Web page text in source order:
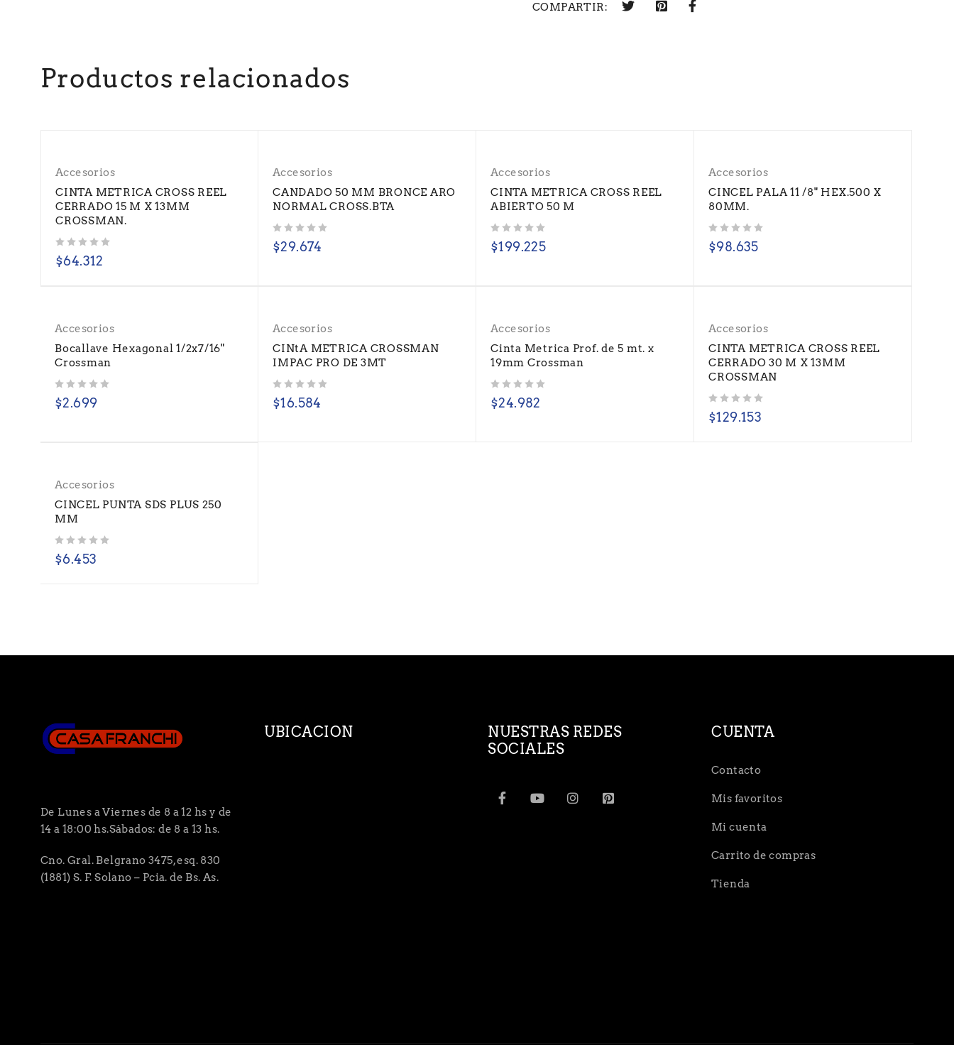
COMPARTIR:
Productos relacionados
Accesorios
CINTA METRICA CROSS REEL
CERRADO 15 M X 13MM
CROSSMAN.
$64.312
Accesorios
CANDADO 50 MM BRONCE ARO
NORMAL CROSS.BTA
$29.674
Accesorios
CINTA METRICA CROSS REEL
ABIERTO 50 M
$199.225
Accesorios
CINCEL PALA 11 /8" HEX.500 X
80MM.
$98.635
Accesorios
Bocallave Hexagonal 1/2x7/16"
Crossman
$2.699
Accesorios
CINtA METRICA CROSSMAN
IMPAC PRO DE 3MT
$16.584
Accesorios
Cinta Metrica Prof. de 5 mt. x
19mm Crossman
$24.982
Accesorios
CINTA METRICA CROSS REEL
CERRADO 30 M X 13MM
CROSSMAN
$129.153
Accesorios
CINCEL PUNTA SDS PLUS 250
MM
$6.453
De Lunes a Viernes de 8 a 12 hs y de
14 a 18:00 hs.Sábados: de 8 a 13 hs.
Cno. Gral. Belgrano 3475, esq. 830
(1881) S. F. Solano – Pcia. de Bs. As.
UBICACION
NUESTRAS REDES
SOCIALES
CUENTA
Contacto
Mis favoritos
Mi cuenta
Carrito de compras
Tienda